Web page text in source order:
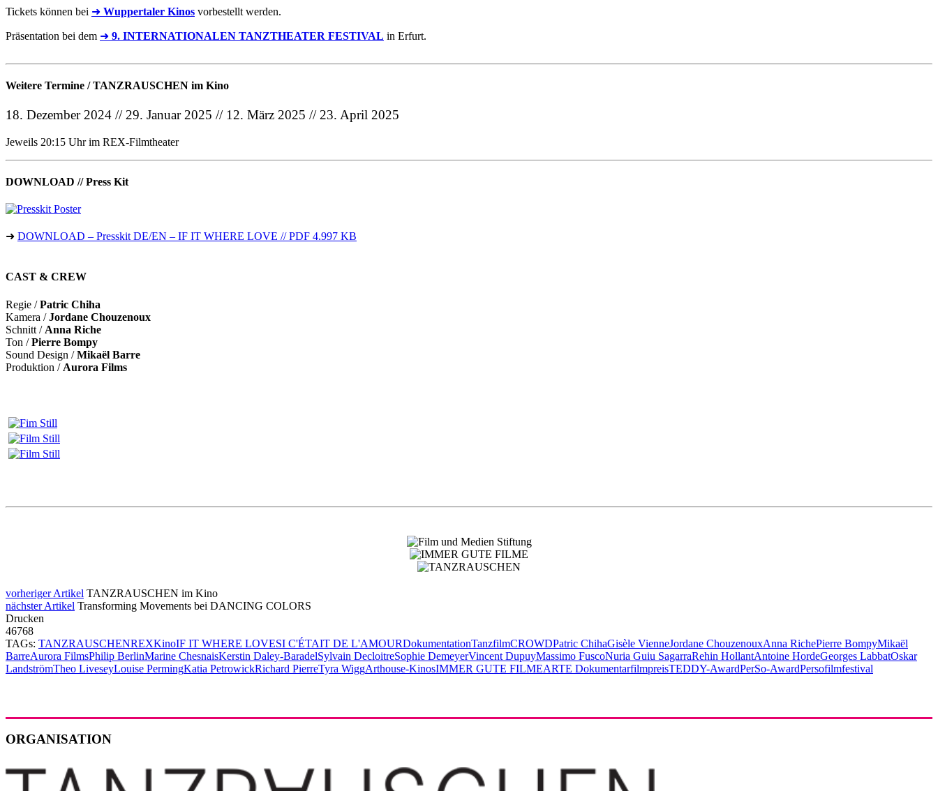
Tickets können bei ➜ Wuppertaler Kinos vorbestellt werden.
Präsentation bei dem ➜ 9. INTERNATIONALEN TANZTHEATER FESTIVAL in Erfurt.
Weitere Termine / TANZRAUSCHEN im Kino
18. Dezember 2024 // 29. Januar 2025 // 12. März 2025 // 23. April 2025
Jeweils 20:15 Uhr im REX-Filmtheater
DOWNLOAD // Press Kit
➜ DOWNLOAD – Presskit DE/EN – IF IT WHERE LOVE // PDF 4.997 KB
CAST & CREW
Regie /Patric Chiha
Kamera /Jordane Chouzenoux
Schnitt / Anna Riche
Ton /Pierre Bompy
Sound Design /Mikaël Barre
Produktion / Aurora Films
vorheriger Artikel TANZRAUSCHEN im Kino
nächster Artikel Transforming Movements bei DANCING COLORS
Drucken
46768
TAGs: TANZRAUSCHENREXKinoIF IT WHERE LOVESI C'ÉTAIT DE L'AMOURDokumentationTanzfilmCROWDPatric ChihaGisèle VienneJordane ChouzenouxAnna RichePierre BompyMikaël
BarreAurora FilmsPhilip BerlinMarine ChesnaisKerstin Daley-BaradelSylvain DecloitreSophie DemeyerVincent DupuyMassimo FuscoNuria Guiu SagarraRehin HollantAntoine HordeGeorges LabbatOskar
LandströmTheo LiveseyLouise PermingKatia PetrowickRichard PierreTyra WiggArthouse-KinosIMMER GUTE FILMEARTE DokumentarfilmpreisTEDDY-AwardPerSo-AwardPersofilmfestival
ORGANISATION